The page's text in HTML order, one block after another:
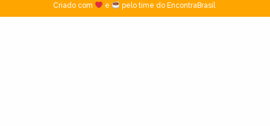
Criado com
e pelo time do EncontraBrasil